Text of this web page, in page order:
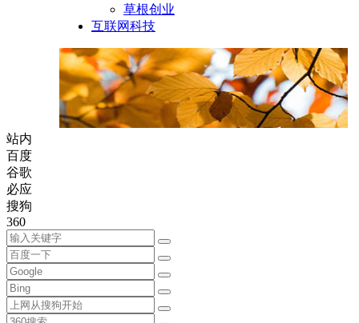
草根创业
互联网科技
站内
百度
谷歌
必应
搜狗
360